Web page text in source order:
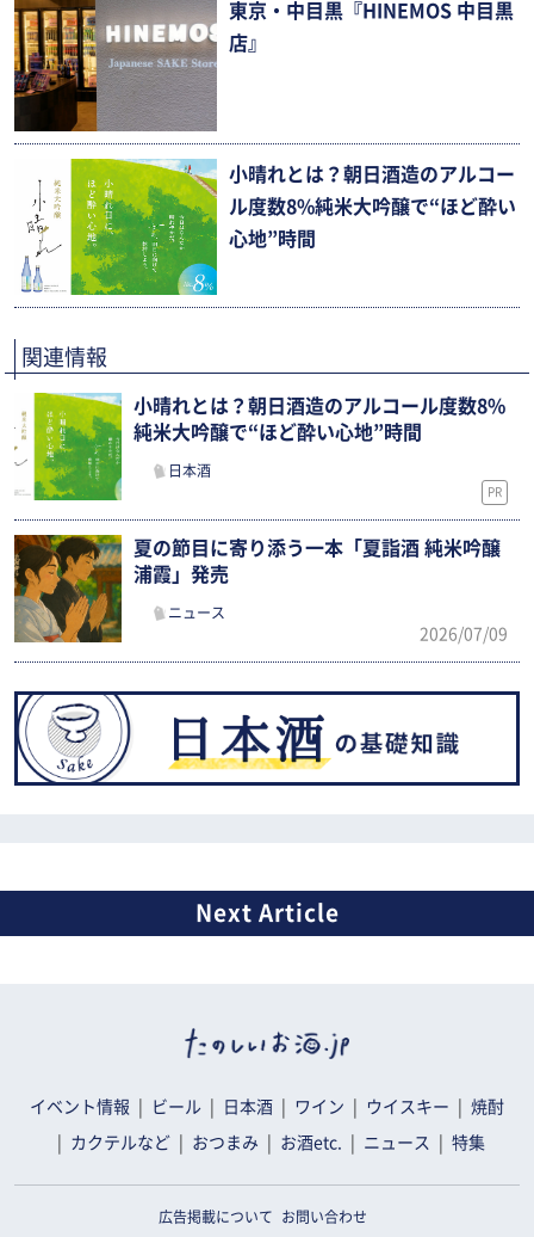
東京・中目黒『HINEMOS 中目黒
店』
小晴れとは？朝日酒造のアルコー
ル度数8%純米大吟醸で“ほど酔い
心地”時間
関連情報
小晴れとは？朝日酒造のアルコール度数8%
純米大吟醸で“ほど酔い心地”時間
日本酒
PR
夏の節目に寄り添う一本「夏詣酒 純米吟醸
浦霞」発売
ニュース
2026/07/09
イベント情報 ビール 日本酒 ワイン ウイスキー 焼酎
カクテルなど おつまみ お酒etc. ニュース 特集
広告掲載について お問い合わせ